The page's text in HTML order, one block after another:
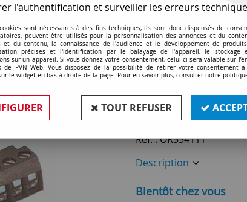
Bloc de jonction à
Soyez le premier à
2,90 TTC
Réf. :OR554111
Description
Bientôt chez vous
l'authentification et surveiller les erreurs
sont nécessaires à des fins techniques, ils sont donc dispensés de
peuvent être utilisés pour la personnalisation des annonces et du
et du contenu, la connaissance de l'audience et le développement de
précises et l'identification par le balayage de l'appareil, le stockage
sur un appareil. Si vous donnez votre consentement, celui-ci sera valable sur
de PVN Web. Vous disposez de la possibilité de retirer votre consentement
le widget en bas à droite de la page. Pour en savoir plus, consulter notre
TOUT REFUSER